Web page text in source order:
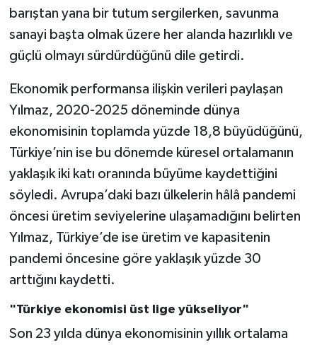
barıştan yana bir tutum sergilerken, savunma
sanayi başta olmak üzere her alanda hazırlıklı ve
güçlü olmayı sürdürdüğünü dile getirdi.
Ekonomik performansa ilişkin verileri paylaşan
Yılmaz, 2020-2025 döneminde dünya
ekonomisinin toplamda yüzde 18,8 büyüdüğünü,
Türkiye’nin ise bu dönemde küresel ortalamanın
yaklaşık iki katı oranında büyüme kaydettiğini
söyledi. Avrupa’daki bazı ülkelerin hâlâ pandemi
öncesi üretim seviyelerine ulaşamadığını belirten
Yılmaz, Türkiye’de ise üretim ve kapasitenin
pandemi öncesine göre yaklaşık yüzde 30
arttığını kaydetti.
"Türkiye ekonomisi üst lige yükseliyor"
Son 23 yılda dünya ekonomisinin yıllık ortalama